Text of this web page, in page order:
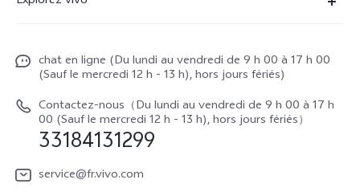
V23 5G
Y22s
Y35
Centre de services
Authentification IMEI
Prix des réparations hors garantie
Demande de retour en réparation-ICP
Demande de retour en réparation-SBE
La vie chez vivo
vivo netiquette
About Us
Mentions légales
chat en ligne (Du lundi au vendredi de 9 h 00 à 17 h 00
(Sauf le mercredi 12 h - 13 h), hors jours fériés)
Contactez-nous（Du lundi au vendredi de 9 h 00 à 17 h
00 (Sauf le mercredi 12 h - 13 h), hors jours fériés）
33184131299
service@fr.vivo.com